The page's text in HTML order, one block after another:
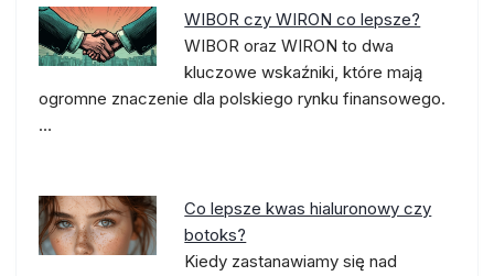
WIBOR czy WIRON co lepsze?
WIBOR oraz WIRON to dwa
kluczowe wskaźniki, które mają
ogromne znaczenie dla polskiego rynku finansowego.
…
Co lepsze kwas hialuronowy czy
botoks?
Kiedy zastanawiamy się nad